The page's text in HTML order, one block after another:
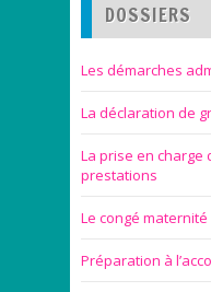
DOSSIERS
Les démarches
La déclaration de
La prise en charge
prestations
Le congé maternité
Préparation à